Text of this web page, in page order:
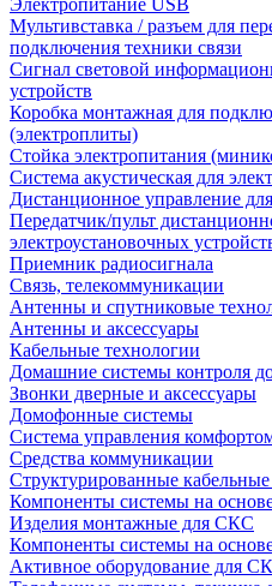
Электропитание USB
Мультивставка / разъем для
подключения техники связи
Сигнал световой
устройств
Коробка монтажная для
(электроплиты)
Стойка электропитания
Система акустическая для
Дистанционное управление
Передатчик/пульт
электроустановочных
Приемник радиосигнала
Связь, телекоммуникации
Антенны и спутниковые
Антенны и аксессуары
Кабельные технологии
Домашние системы контроля
Звонки дверные и аксессуары
Домофонные системы
Система управления
Средства коммуникации
Структурированные
Компоненты системы на
Изделия монтажные для СКС
Компоненты системы на
Активное оборудование для